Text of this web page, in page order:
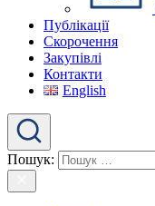
Публікації
Скорочення
Закупівлі
Контакти
English
Пошук: